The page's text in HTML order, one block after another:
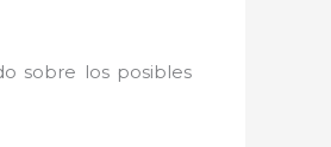
sobre los posibles